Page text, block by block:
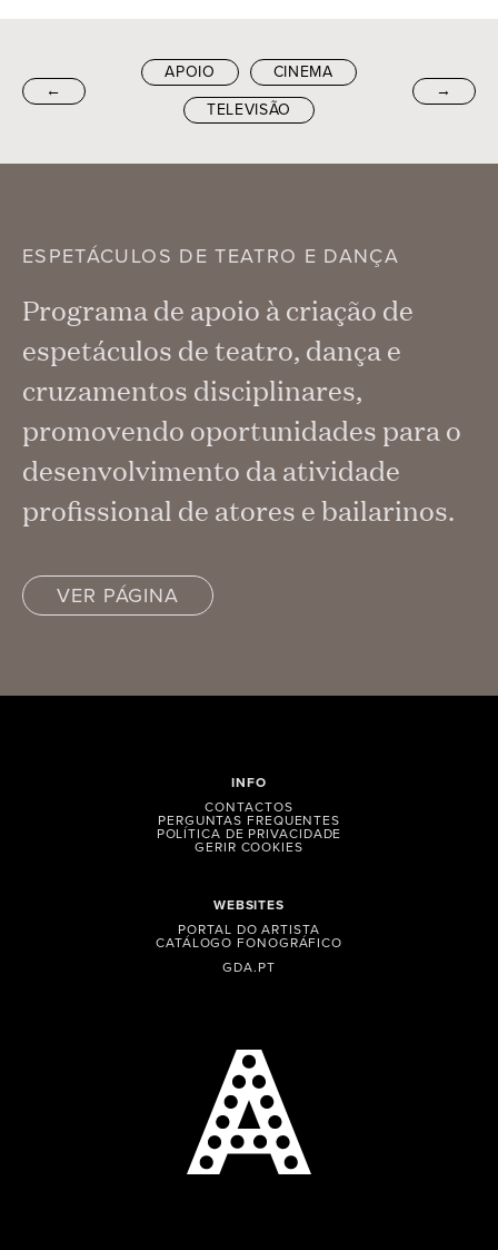
←
APOIO
CINEMA
TELEVISÃO
→
ESPETÁCULOS DE TEATRO E DANÇA
Programa de apoio à criação de
espetáculos de teatro, dança e
cruzamentos disciplinares,
promovendo oportunidades para o
desenvolvimento da atividade
profissional de atores e bailarinos.
VER PÁGINA
WEBSITES
PORTAL DO ARTISTA
CATÁLOGO FONOGRÁFICO
GDA.PT
INFO
CONTACTOS
PERGUNTAS FREQUENTES
POLÍTICA DE PRIVACIDADE
GERIR COOKIES